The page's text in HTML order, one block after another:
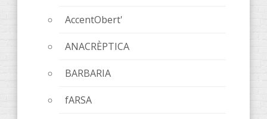
AccentObert'
ANACRÈPTICA
BARBARIA
fARSA